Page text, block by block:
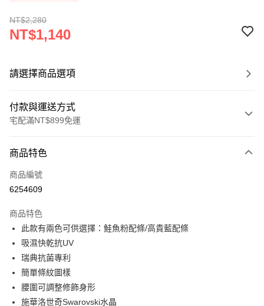
NT$2,280
NT$1,140
請選擇商品選項
付款與運送方式
宅配滿NT$899免運
信用卡一次付款
LINE Pay
悠遊付
Google Pay
運送方式
商品特色
商品編號
6254609
商品特色
此款有兩色可供選擇：鮭魚粉配條/高貴藍配條
吸濕快乾抗UV
瑞典抗菌專利
簡單條紋圖樣
腰圍可調整修飾身形
施華洛世奇Swarovski水晶